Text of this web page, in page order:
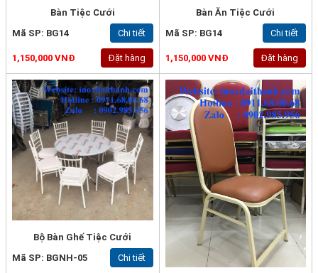
Bàn Tiệc Cưới
Mã SP: BG14
Chi tiết
1,150,000 VNĐ Đặt hàng
Bàn Ăn Tiệc Cưới
Mã SP: BG14
Chi tiết
1,150,000 VNĐ Đặt hàng
Bộ Bàn Ghế Tiệc Cưới
Mã SP: BGNH-05
Chi tiết